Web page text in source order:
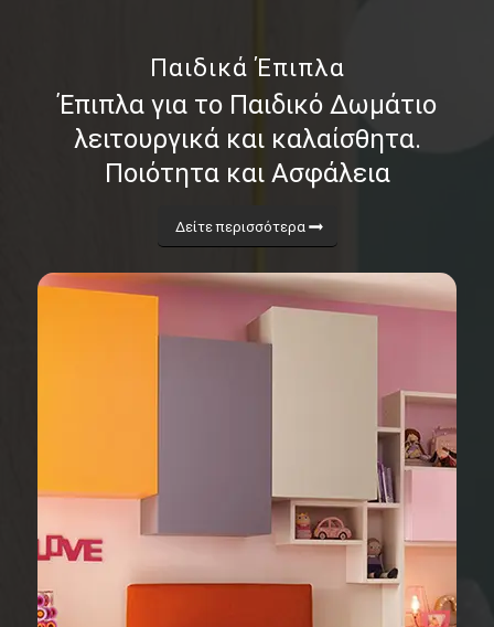
Παιδικά Έπιπλα
Έπιπλα για το Παιδικό Δωμάτιο
λειτουργικά και καλαίσθητα.
Ποιότητα και Ασφάλεια
Δείτε περισσότερα